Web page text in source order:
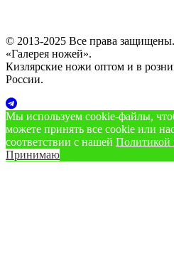
© 2013-2025 Все права
«Галерея ножей».
Кизлярские ножи оптом и в
России.
Мы используем cookie‑файлы,
можете принять все cookie или
соответствии с нашей Политикой
Принимаю